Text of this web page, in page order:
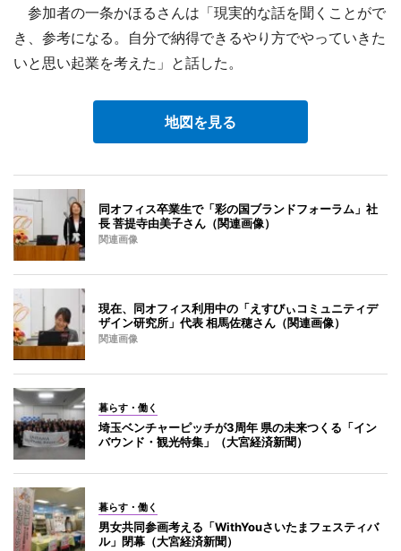
参加者の一条かほるさんは「現実的な話を聞くことがで
き、参考になる。自分で納得できるやり方でやっていきた
いと思い起業を考えた」と話した。
地図を見る
同オフィス卒業生で「彩の国ブランドフォーラム」社
長 菩提寺由美子さん（関連画像）
関連画像
現在、同オフィス利用中の「えすびぃコミュニティデ
ザイン研究所」代表 相馬佐穂さん（関連画像）
関連画像
暮らす・働く
埼玉ベンチャーピッチが3周年 県の未来つくる「イン
バウンド・観光特集」（大宮経済新聞）
暮らす・働く
男女共同参画考える「WithYouさいたまフェスティバ
ル」閉幕（大宮経済新聞）